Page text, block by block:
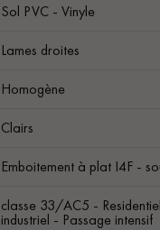
Sol PVC - Vinyle
Lames droites
Homogène
Clairs
Emboitement à plat I4F -
classe 33/AC5 -
industriel - Passage intensif